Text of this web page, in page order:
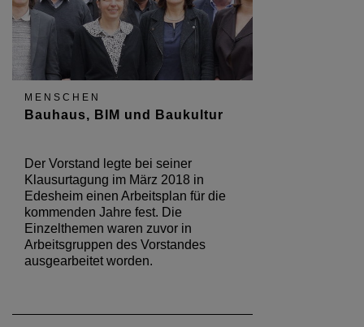
MENSCHEN
Bauhaus, BIM und Baukultur
Der Vorstand legte bei seiner
Klausurtagung im März 2018 in
Edesheim einen Arbeitsplan für die
kommenden Jahre fest. Die
Einzelthemen waren zuvor in
Arbeitsgruppen des Vorstandes
ausgearbeitet worden.